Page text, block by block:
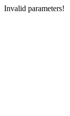
Invalid parameters!